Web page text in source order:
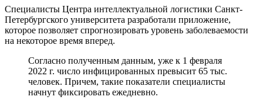
Специалисты Центра интеллектуальной логистики Санкт-
Петербургского университета разработали приложение,
которое позволяет спрогнозировать уровень заболеваемости
на некоторое время вперед.
Согласно полученным данным, уже к 1 февраля
2022 г. число инфицированных превысит 65 тыс.
человек. Причем, такие показатели специалисты
начнут фиксировать ежедневно.